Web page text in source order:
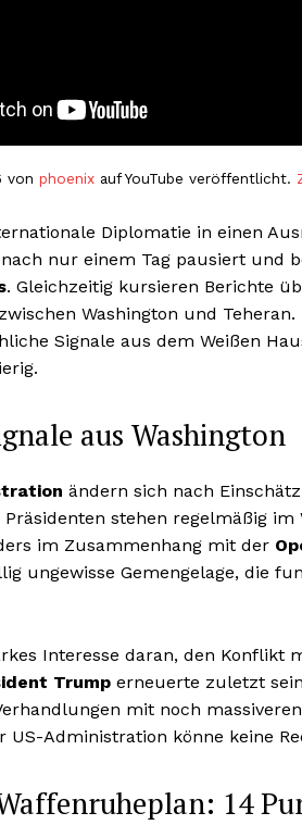
von phoenix auf YouTube veröffentlicht.
Diplomatie in einen
nur einem Tag pausiert und
. Gleichzeitig kursieren Berichte
Washington und
Signale aus dem Weißen
aus Washington
ändern sich nach
stehen regelmäßig
im Zusammenhang mit der
ungewisse Gemengelage, die
Interesse daran, den Konflikt
Trump erneuerte zuletzt
mit noch
US-Administration könne keine
14